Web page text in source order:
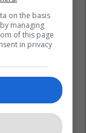
on the basis
managing
of this page
in privacy